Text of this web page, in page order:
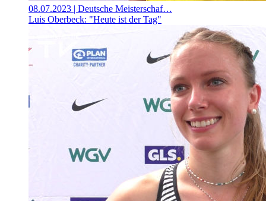
08.07.2023 | Deutsche Meisterschaf…
Luis Oberbeck: "Heute ist der Tag"